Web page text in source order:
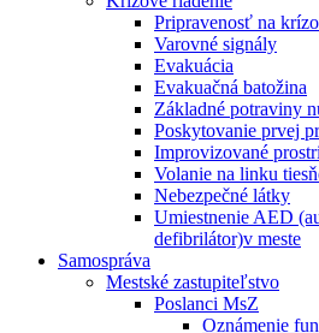
Pripravenosť na
Varovné signály
Evakuácia
Evakuačná batožina
Základné potraviny
Poskytovanie prvej
Improvizované
Volanie na linku
Nebezpečné látky
Umiestnenie AED
defibrilátor)v meste
Samospráva
Mestské zastupiteľstvo
Poslanci MsZ
Oznámenie